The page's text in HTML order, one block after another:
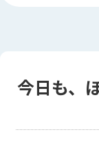
今日も、